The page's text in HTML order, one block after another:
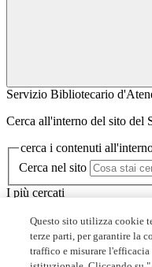
Servizio Bibliotecario
Cerca all'interno del sito del
cerca i contenuti
Cerca nel sito
I più cercati
Minerva
I corsi dello SBA
Biblioteche
Servizi
Questo sito utilizza cookie
terze parti, per garantire la
traffico e misurare